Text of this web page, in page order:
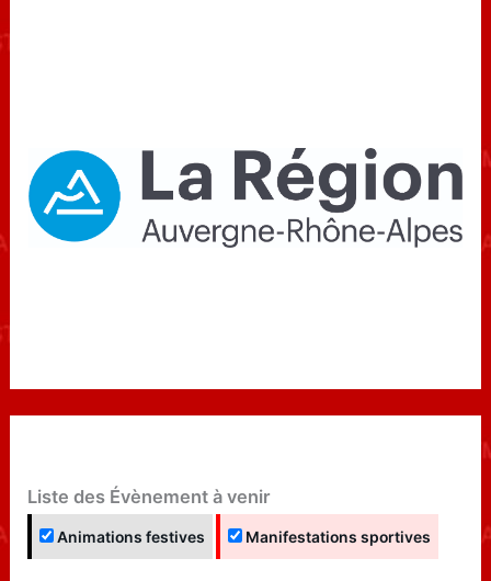
Liste des Évènement à venir
Animations festives Manifestations sportives